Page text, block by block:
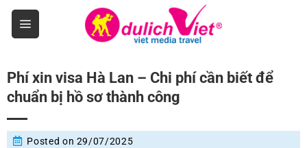
Skip
content
Phí xin visa Hà Lan – Chi phí cần biết để
chuẩn bị hồ sơ thành công
Posted on 29/07/2025